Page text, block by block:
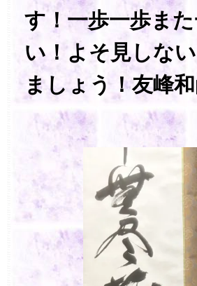
す！一歩一歩ま
い！よそ見しな
ましょう！友峰